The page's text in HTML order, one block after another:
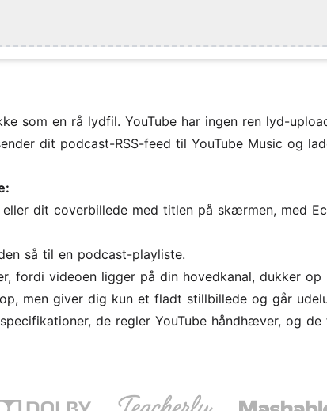
som en rå lydfil. YouTube har ingen ren lyd-
dit podcast-RSS-feed til YouTube Music og
dit coverbillede med titlen på skærmen, med
så til en podcast-playliste.
fordi videoen ligger på din hovedkanal, dukker
men giver dig kun et fladt stillbillede og går
de regler YouTube håndhæver, og